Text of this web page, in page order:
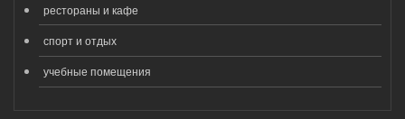
рестораны и кафе
спорт и отдых
учебные помещения